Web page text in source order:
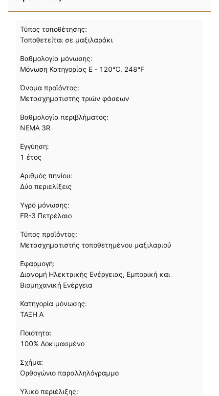
Τύπος τοποθέτησης:
Τοποθετείται σε μαξιλαράκι
Βαθμολογία μόνωσης:
Μόνωση Κατηγορίας Ε - 120°C, 248°F
Όνομα προϊόντος:
Μετασχηματιστής τριών φάσεων
Βαθμολογία περιβλήματος:
NEMA 3R
Εγγύηση:
1 έτος
Αριθμός πηνίου:
Δύο περιελίξεις
Υγρό μόνωσης:
FR-3 Πετρέλαιο
Τύπος προϊόντος:
Μετασχηματιστής τοποθετημένου μαξιλαριού
Εφαρμογή:
Διανομή Ηλεκτρικής Ενέργειας, Εμπορική και
Βιομηχανική Ενέργεια
Κατηγορία μόνωσης:
ΤΑΞΗ Α
Ποιότητα:
100% Δοκιμασμένο
Σχήμα:
Ορθογώνιο παραλληλόγραμμο
Υλικό περιέλιξης: